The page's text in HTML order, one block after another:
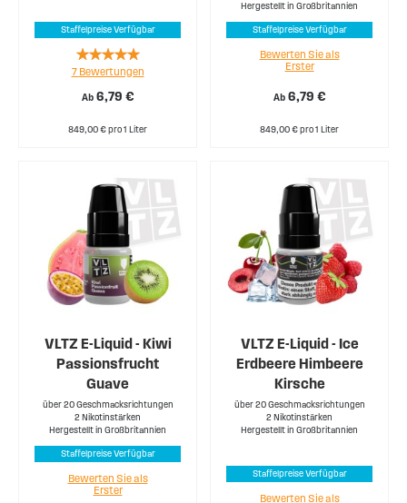
Staffelpreise Verfügbar
Ab 6,79 €
Rating:
94%
7 Bewertungen
849,00 € pro 1 Liter
Hergestellt in Großbritannien
Staffelpreise Verfügbar
Ab 6,79 €
Bewerten Sie als
Erster
849,00 € pro 1 Liter
VLTZ E-Liquid - Kiwi
Passionsfrucht
Guave
über 20 Geschmacksrichtungen
2 Nikotinstärken
Hergestellt in Großbritannien
Staffelpreise Verfügbar
Bewerten Sie als
Erster
VLTZ E-Liquid - Ice
Erdbeere Himbeere
Kirsche
über 20 Geschmacksrichtungen
2 Nikotinstärken
Hergestellt in Großbritannien
Staffelpreise Verfügbar
Bewerten Sie als